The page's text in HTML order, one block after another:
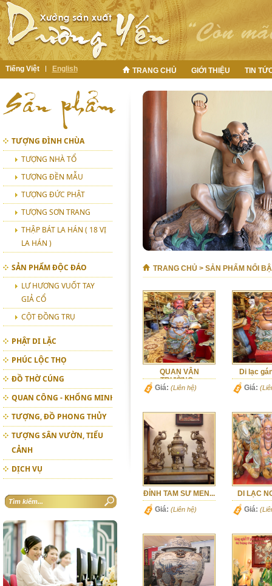
TRANG CHỦ GIỚI THIỆU TIN
Tiếng Việt English
TƯỢNG ĐÌNH CHÙA
TƯỢNG NHÀ TỔ
TƯỢNG ĐỀN MẪU
TƯỢNG ĐỨC PHẬT
TƯỢNG SƠN TRANG
THẬP BÁT LA HÁN ( 18 VỊ
LA HÁN )
SẢN PHẨM ĐỘC ĐÁO
LƯ HƯƠNG VUỐT TAY
GIẢ CỔ
CỘT ĐỒNG TRỤ
PHẬT DI LẶC
PHÚC LỘC THỌ
ĐỒ THỜ CÚNG
QUAN CÔNG - KHỔNG MINH
TƯỢNG, ĐỒ PHONG THỦY
TƯỢNG SÂN VƯỜN, TIỂU
CẢNH
DỊCH VỤ
TRANG CHỦ > SẢN PHẨM NỔI
QUAN VÂN
TRƯỜNG...
Giá: (Liên hệ)
Di lạc
Giá:
ĐỈNH TAM SƯ MEN...
Giá: (Liên hệ)
DI LẠC
Giá: